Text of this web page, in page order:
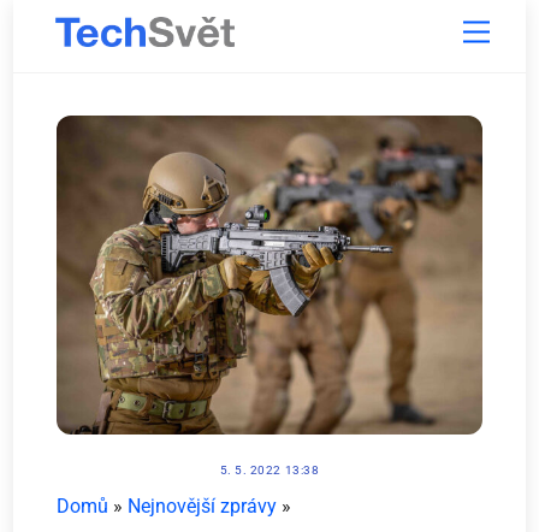
Menu
5. 5. 2022 13:38
Domů » Nejnovější zprávy »